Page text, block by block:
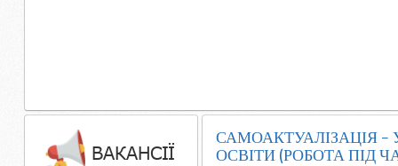
САМОАКТУАЛІЗАЦІЯ
ОСВІТИ (РОБОТА ПІД